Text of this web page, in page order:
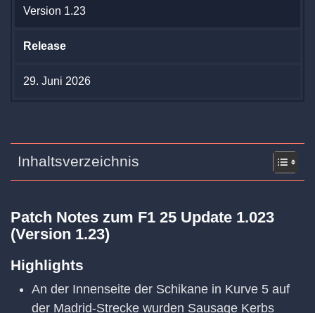
Version 1.23
Release
29. Juni 2026
Inhaltsverzeichnis
Patch Notes zum F1 25 Update 1.023
(Version 1.23)
Highlights
An der Innenseite der Schikane in Kurve 5 auf
der Madrid-Strecke wurden Sausage Kerbs